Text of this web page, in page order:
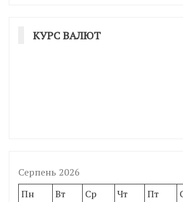
КУРС ВАЛЮТ
Серпень 2026
Пн
Вт Ср Чт Пт